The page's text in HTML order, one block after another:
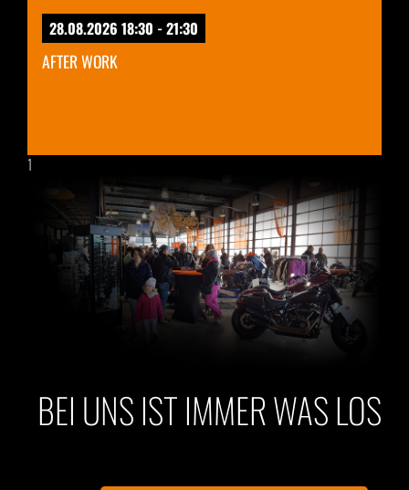
28.08.2026 18:30 - 21:30
AFTER WORK
1
BEI UNS IST IMMER WAS LOS